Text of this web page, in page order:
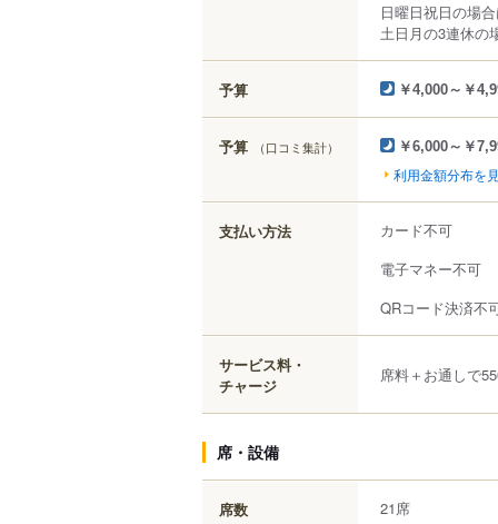
日曜日祝日の場
土日月の3連休の
予算 ￥4,000～￥
予算 （口コミ集計） ￥6,000～￥
利用金額分布を
支払い方法
カード不可
電子マネー不可
QRコード決済不
サービス料・
チャージ
席料＋お通しで
席・設備
席数 21席